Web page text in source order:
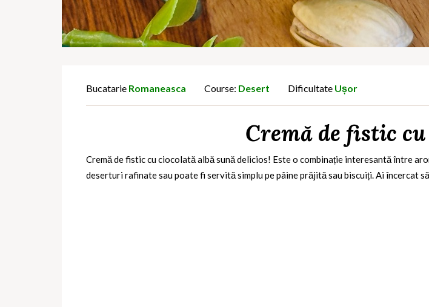
Bucatarie Romaneasca Course: Desert Dificultate Ușor
Cremă de fistic
Cremă de fistic cu ciocolată albă sună delicios! Este o combinație interesantă între
deserturi rafinate sau poate fi servită simplu pe pâine prăjită sau biscuiți. Ai încercat